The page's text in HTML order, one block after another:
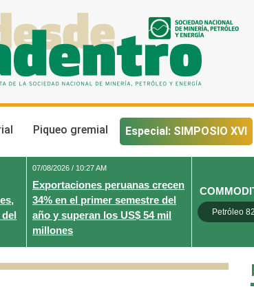
Piqueo gremial Especial: SIMPOSIO XVI
07/08/2026 / 10:27 AM
Exportaciones peruanas crecen
34% en el primer semestre del
año y superan los US$ 54 mil
millones
Petróleo